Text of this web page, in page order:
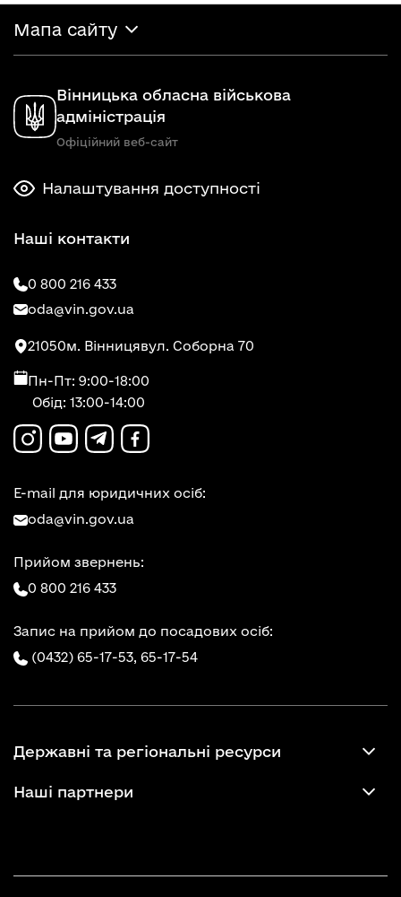
Мапа сайту
Вінницька обласна військова
адміністрація
Офіційний веб-сайт
Налаштування доступності
Наші контакти
0 800 216 433
oda@vin.gov.ua
21050м. Вінницявул. Соборна 70
Пн-Пт: 9:00-18:00
Обід: 13:00-14:00
E-mail для юридичних осіб:
oda@vin.gov.ua
Прийом звернень:
0 800 216 433
Запис на прийом до посадових осіб:
(0432) 65-17-53, 65-17-54
Державні та регіональні ресурси
Наші партнери